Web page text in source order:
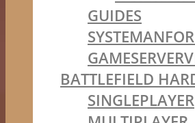
GUIDES
BATTLEFIELD
SINGLEPLAYER